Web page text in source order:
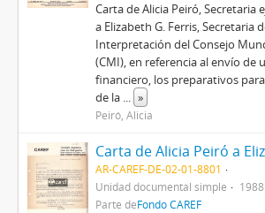
Carta de Alicia Peiró, Secretaria
a Elizabeth G. Ferris, Secretaria
Interpretación del Consejo
(CMI), en referencia al envío de
financiero, los preparativos
de la ... »
Peiró, Alicia
AR-CAREF-DE-02-01-8801
Unidad documental simple
Parte deFondo CAREF